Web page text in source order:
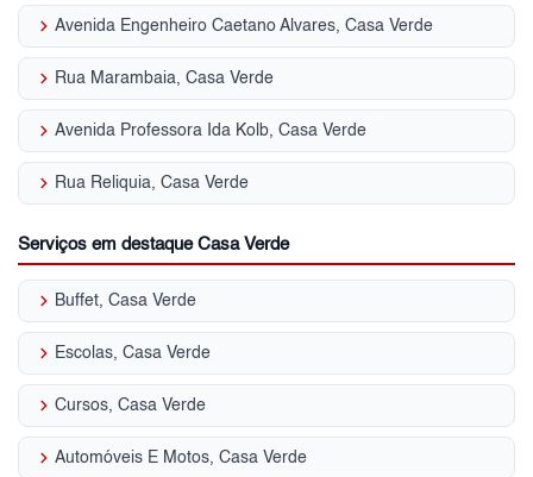
keyboard_arrow_right Avenida Engenheiro Caetano Alvares, Casa Verde
keyboard_arrow_right Rua Marambaia, Casa Verde
keyboard_arrow_right Avenida Professora Ida Kolb, Casa Verde
keyboard_arrow_right Rua Reliquia, Casa Verde
Serviços em destaque Casa Verde
keyboard_arrow_right Buffet, Casa Verde
keyboard_arrow_right Escolas, Casa Verde
keyboard_arrow_right Cursos, Casa Verde
keyboard_arrow_right Automóveis E Motos, Casa Verde